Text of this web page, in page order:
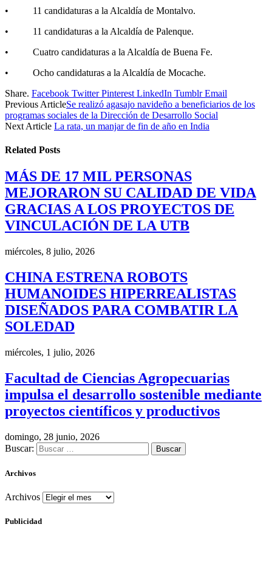
• 11 candidaturas a la Alcaldía de Montalvo.
• 11 candidaturas a la Alcaldía de Palenque.
• Cuatro candidaturas a la Alcaldía de Buena Fe.
• Ocho candidaturas a la Alcaldía de Mocache.
Share. Facebook Twitter Pinterest LinkedIn Tumblr Email
Previous ArticleSe realizó agasajo navideño a beneficiarios de los
programas sociales de la Dirección de Desarrollo Social
Next Article La rata, un manjar de fin de año en India
Related Posts
MÁS DE 17 MIL PERSONAS
MEJORARON SU CALIDAD DE VIDA
GRACIAS A LOS PROYECTOS DE
VINCULACIÓN DE LA UTB
miércoles, 8 julio, 2026
CHINA ESTRENA ROBOTS
HUMANOIDES HIPERREALISTAS
DISEÑADOS PARA COMBATIR LA
SOLEDAD
miércoles, 1 julio, 2026
Facultad de Ciencias Agropecuarias
impulsa el desarrollo sostenible mediante
proyectos científicos y productivos
domingo, 28 junio, 2026
Buscar:
Archivos
Archivos
Publicidad